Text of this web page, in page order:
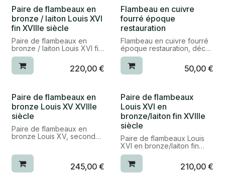
style : Louis XIV
bon état
matière : bronze / laiton
dimensions : H. 19cm, base :
catégorie : flambeaux &
bougeoirs
réf. 25047
bon état
matière : bronze / laiton
dimensions : H. 18cm, base :
11cm de côté
bougeoirs
réf. 25047
Paire de flambeaux en
bronze / laiton Louis XVI
fin XVIIIe siècle
Paire de flambeaux en
bronze / laiton Louis XVI fin
XVIIIe siècle
époque : fin XVIIIe siècle /
style : Louis XVI
bon état
matière : bronze / laiton
dimensions : H. 26cm, diam.
catégorie : bougeoirs &
flambeaux
réf. 25047
220,00€
Flambeau en cuivre
fourré époque
restauration
Flambeau en cuivre fourré
époque restauration, décor
de palmettes et feuilles
d'acanthe
matière : cuivre fourré
dimensions : H. 20cm, diam.
10cm
catégorie : flambeaux et
bougeoirs
réf. 25023/2
50,00€
Paire de flambeaux en
bronze Louis XV XVIIIe
siècle
Paire de flambeaux en
bronze Louis XV, seconde
de filets à base
chantournée, fût et binet
tronconique à huit pans, un
245,00€
Paire de flambeaux
Louis XVI en
bronze/laiton fin XVIIIe
siècle
Paire de flambeaux Louis
XVI en bronze/laiton fin
XVIIIe siècle
époque : vers 1780, fin
210,00€